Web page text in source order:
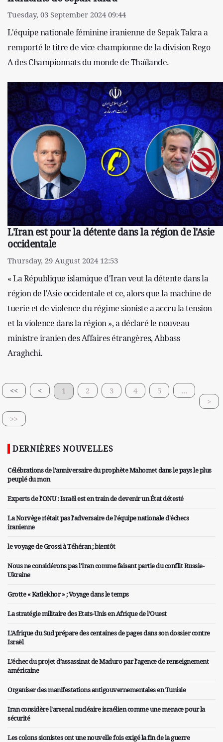
Tuesday, 03 September 2024 09:44
L'équipe nationale féminine iranienne de Sepak Takra a
remporté le titre de vice-championne de la division Rego
A des Championnats du monde de Thaïlande.
L'Iran est pour la détente dans la région de l'Asie
occidentale
Thursday, 29 August 2024 12:53
« La République islamique d'Iran veut la détente dans la
région de l'Asie occidentale et ce, alors que la machine de
tuerie et de violence du régime sioniste a accru la tension
et la violence dans la région », a déclaré le nouveau
ministre iranien des Affaires étrangères, Abbass
Araghchi.
<< < 1 2 3 4 5
...
>
>>
DERNIÈRES NOUVELLES
Célébrations de l'anniversaire du prophète Mahomet dans le pays le plus
peuplé du mon
Experts de l'ONU : Israël est en train de devenir un État détesté
La Norvège n'était pas l'adversaire de l'équipe nationale d'échecs
iranienne
le voyage de Grossi à Téhéran ; bientôt
Nous ne considérons pas l'Iran comme faisant partie du conflit Russie-
Ukraine
Grotte « Katlekhor » ; Voyage dans le temps
La stratégie militaire des Etats-Unis en Afrique de l’Ouest
L'Afrique du Sud prépare des centaines de pages dans son dossier contre
Israël
L’échec du projet d’assassinat de Maduro par l’agence de renseignement
américaine
Organiser des manifestations antigouvernementales en Tunisie
Iran considère l'arsenal nucléaire israélien comme une menace pour la
sécurité
Les colons sionistes ont une nouvelle fois exigé la fin de la guerre